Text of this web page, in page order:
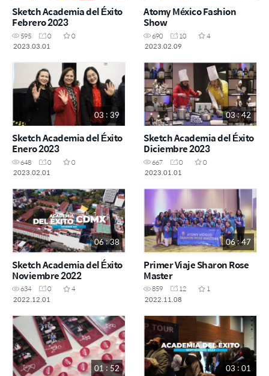
Sketch Academia del Éxito
Febrero 2023
595 0
0
2023.03.01
Atomy México Fashion
Show
690 10
4
2023.02.09
03 : 39
Sketch Academia del Éxito
Enero 2023
648 0
0
2023.02.01
03 : 42
Sketch Academia del Éxito
Diciembre 2023
667 0
0
2023.01.01
06 : 38
Sketch Academia del Éxito
Noviembre 2022
634 0
4
2022.12.01
06 : 47
Primer Viaje Sharon Rose
Master
859 12
1
2022.11.08
01 : 52 03 : 01